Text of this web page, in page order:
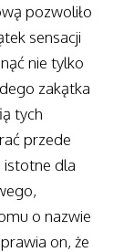
pozwoliło
sensacji
nie tylko
zakątka
tych
przede
istotne dla
o nazwie
on, że